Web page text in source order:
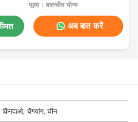
मूल्य：बातचीत योग्य
अब बात करें
क़िंगदाओ, चेंगयांग, चीन